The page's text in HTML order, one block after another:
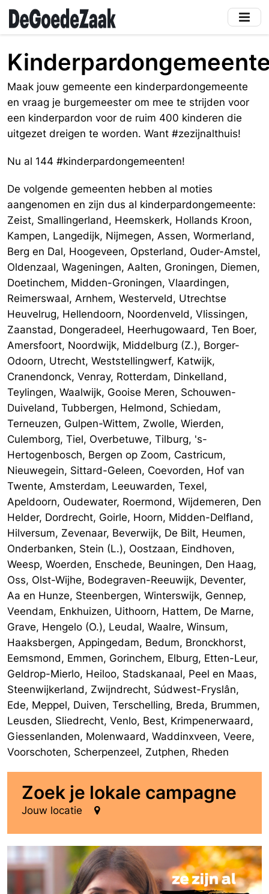
Skip
main
content
Maak jouw gemeente een kinderpardongemeente
en vraag je burgemeester om mee te strijden voor
een kinderpardon voor de ruim 400 kinderen die
uitgezet dreigen te worden. Want #zezijnalthuis!
Nu al 144 #kinderpardongemeenten!
De volgende gemeenten hebben al moties
aangenomen en zijn dus al kinderpardongemeente:
Zeist, Smallingerland, Heemskerk, Hollands Kroon,
Kampen, Langedijk, Nijmegen, Assen, Wormerland,
Berg en Dal, Hoogeveen, Opsterland, Ouder-Amstel,
Oldenzaal, Wageningen, Aalten, Groningen, Diemen,
Doetinchem, Midden-Groningen, Vlaardingen,
Reimerswaal, Arnhem, Westerveld, Utrechtse
Heuvelrug, Hellendoorn, Noordenveld, Vlissingen,
Zaanstad, Dongeradeel, Heerhugowaard, Ten Boer,
Amersfoort, Noordwijk, Middelburg (Z.), Borger-
Odoorn, Utrecht, Weststellingwerf, Katwijk,
Cranendonck, Venray, Rotterdam, Dinkelland,
Teylingen, Waalwijk, Gooise Meren, Schouwen-
Duiveland, Tubbergen, Helmond, Schiedam,
Terneuzen, Gulpen-Wittem, Zwolle, Wierden,
Culemborg, Tiel, Overbetuwe, Tilburg, 's-
Hertogenbosch, Bergen op Zoom, Castricum,
Nieuwegein, Sittard-Geleen, Coevorden, Hof van
Twente, Amsterdam, Leeuwarden, Texel,
Apeldoorn, Oudewater, Roermond, Wijdemeren, Den
Helder, Dordrecht, Goirle, Hoorn, Midden-Delfland,
Hilversum, Zevenaar, Beverwijk, De Bilt, Heumen,
Onderbanken, Stein (L.), Oostzaan, Eindhoven,
Weesp, Woerden, Enschede, Beuningen, Den Haag,
Oss, Olst-Wijhe, Bodegraven-Reeuwijk, Deventer,
Aa en Hunze, Steenbergen, Winterswijk, Gennep,
Veendam, Enkhuizen, Uithoorn, Hattem, De Marne,
Grave, Hengelo (O.), Leudal, Waalre, Winsum,
Haaksbergen, Appingedam, Bedum, Bronckhorst,
Eemsmond, Emmen, Gorinchem, Elburg, Etten-Leur,
Geldrop-Mierlo, Heiloo, Stadskanaal, Peel en Maas,
Steenwijkerland, Zwijndrecht, Súdwest-Fryslân,
Ede, Meppel, Duiven, Terschelling, Breda, Brummen,
Leusden, Sliedrecht, Venlo, Best, Krimpenerwaard,
Giessenlanden, Molenwaard, Waddinxveen, Veere,
Voorschoten, Scherpenzeel, Zutphen, Rheden
Zoek je lokale campagne
Jouw locatie